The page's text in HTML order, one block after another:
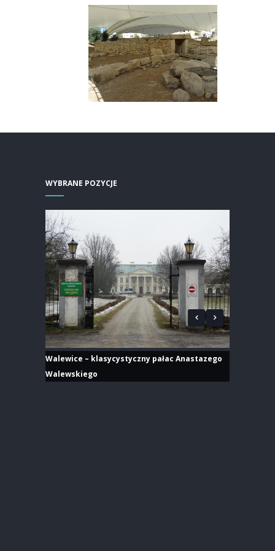
WYBRANE POZYCJE
Walewice – klasycystyczny pałac Anastazego
Walewskiego